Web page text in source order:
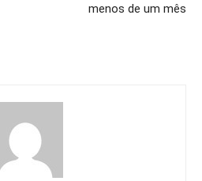
menos de um mês